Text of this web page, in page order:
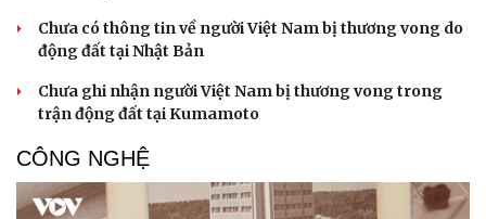
Chưa có thông tin về người Việt Nam bị thương vong do
động đất tại Nhật Bản
Chưa ghi nhận người Việt Nam bị thương vong trong
trận động đất tại Kumamoto
CÔNG NGHỆ